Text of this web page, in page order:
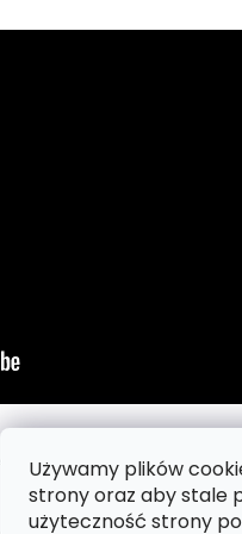
Używamy plików
strony oraz aby stale
użyteczność strony
po numerach.